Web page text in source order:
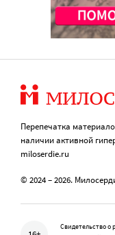
Перепечатка
наличии активной
miloserdie.ru
© 2024 – 2026.
Свидетельство